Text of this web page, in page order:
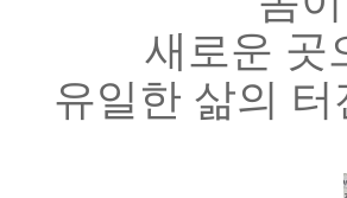
새로운 곳
유일한 삶의